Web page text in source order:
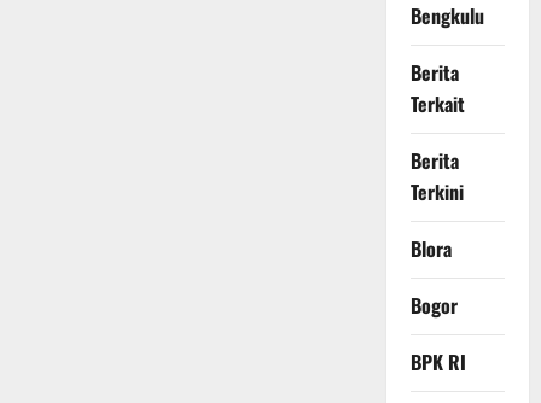
Bengkulu
Berita
Terkait
Berita
Terkini
Blora
Bogor
BPK RI